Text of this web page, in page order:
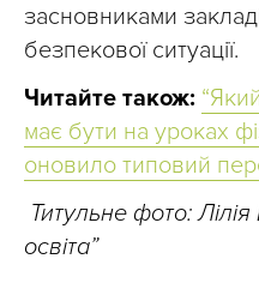
засновниками
безпекової ситуації.
Читайте також:
має бути на уроках
оновило типовий
Титульне фото:
освіта”